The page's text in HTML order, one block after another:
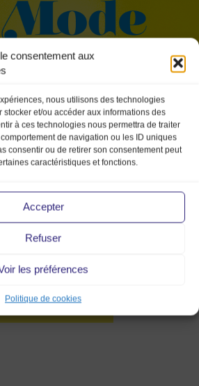
consentement aux
nous utilisons des technologies
et/ou accéder aux informations des
à ces technologies nous permettra de traiter
de navigation ou les ID uniques
consentir ou de retirer son consentement peut
caractéristiques et fonctions.
Accepter
Refuser
les préférences
Politique de cookies